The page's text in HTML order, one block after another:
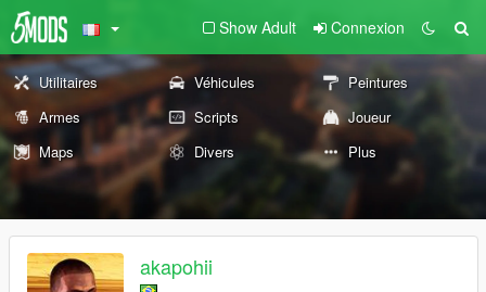
Show Adult Connexion
Utilitaires Véhicules
Peintures
Armes
Scripts
Joueur
Maps
Divers Plus
akapohii